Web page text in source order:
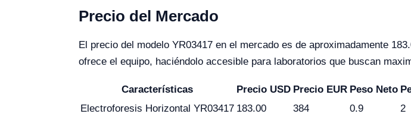
Precio del Mercado
El precio del modelo YR03417 en el mercado es de aproximadamente
ofrece el equipo, haciéndolo accesible para laboratorios que buscan
Características Precio USD Precio EUR Peso Neto
Electroforesis Horizontal YR03417 183.00 384 0.9 2